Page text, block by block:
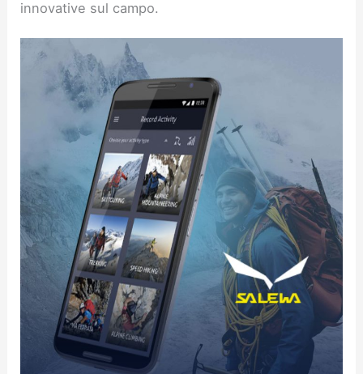
innovative sul campo.